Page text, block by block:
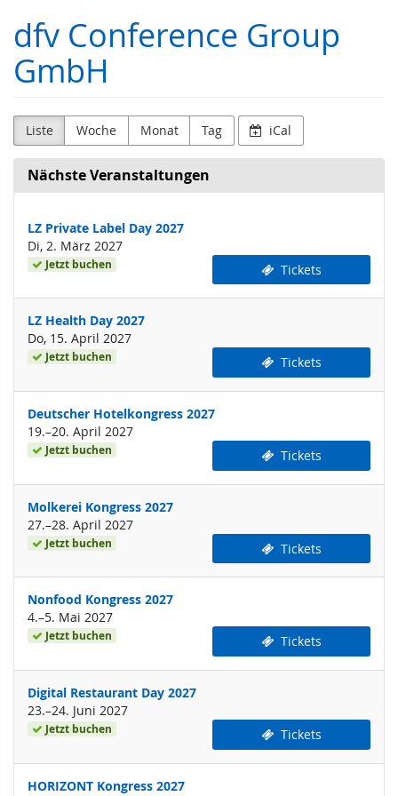
Haupt-
Inhalt
springen
dfv Conference Group
GmbH
Liste Woche Monat Tag iCal
Nächste Veranstaltungen
LZ Private Label Day 2027
Di, 2. März 2027
Jetzt buchen Tickets
LZ Health Day 2027
Do, 15. April 2027
Jetzt buchen Tickets
Deutscher Hotelkongress 2027
19.–bis
20. April 2027
Jetzt buchen Tickets
Molkerei Kongress 2027
27.–bis
28. April 2027
Jetzt buchen Tickets
Nonfood Kongress 2027
4.–bis
5. Mai 2027
Jetzt buchen Tickets
Digital Restaurant Day 2027
23.–bis
24. Juni 2027
Jetzt buchen Tickets
HORIZONT Kongress 2027